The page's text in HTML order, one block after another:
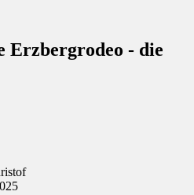
Erzbergrodeo - die